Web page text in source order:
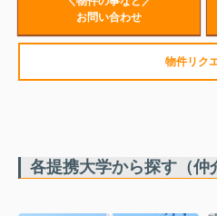
お問い合わせ
物件リク
各提携大学から探す（仲